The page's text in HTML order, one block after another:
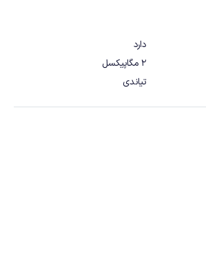
دارد
2 مگاپیکسل
تیاندی